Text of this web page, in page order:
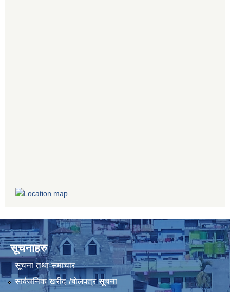
सूचनाहरु
सूचना तथा समाचार
सार्वजनिक खरीद /बोलपत्र सूचना